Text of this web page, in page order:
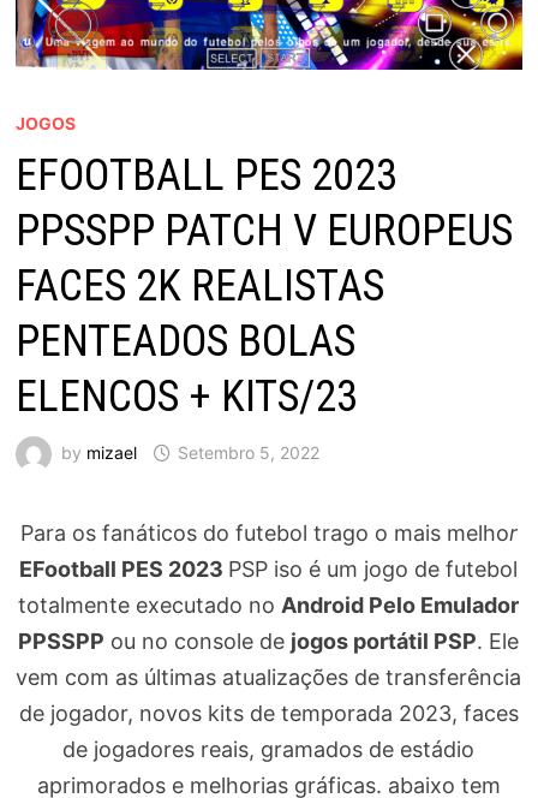
JOGOS
EFOOTBALL PES 2023
PPSSPP PATCH V EUROPEUS
FACES 2K REALISTAS
PENTEADOS BOLAS
ELENCOS + KITS/23
by mizael Setembro 5, 2022
Para os fanáticos do futebol trago o mais melhor
EFootball PES 2023 PSP iso é um jogo de futebol
totalmente executado no Android Pelo Emulador
PPSSPP ou no console de jogos portátil PSP. Ele
vem com as últimas atualizações de transferência
de jogador, novos kits de temporada 2023, faces
de jogadores reais, gramados de estádio
aprimorados e melhorias gráficas. abaixo tem